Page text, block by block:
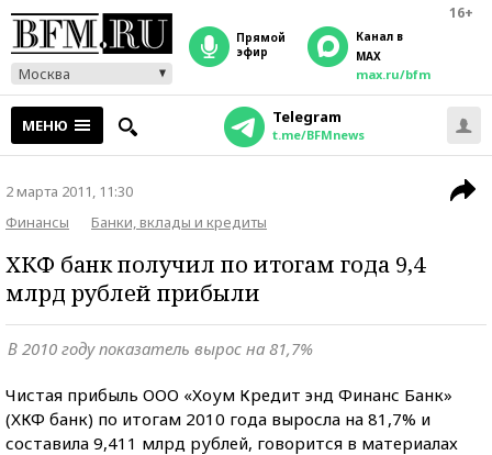
16+
Москва
прямой
эфир
Канал в
MAX
max.ru/bfm
МЕНЮ Telegram
t.me/BFMnews
2 марта 2011, 11:30
Финансы
Банки, вклады и кредиты
ХКФ банк получил по итогам года 9,4
млрд рублей прибыли
В 2010 году показатель вырос на 81,7%
Чистая прибыль ООО «Хоум Кредит энд Финанс Банк»
(ХКФ банк) по итогам 2010 года выросла на 81,7% и
составила 9,411 млрд рублей, говорится в материалах